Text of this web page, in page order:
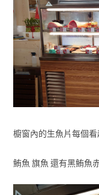
櫥窗內的生魚片每個
鮪魚 旗魚 還有黑鮪魚